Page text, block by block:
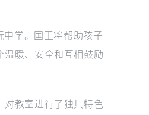
中学。国王将帮助孩子
温暖、安全和互相鼓励
对教室进行了独具特色